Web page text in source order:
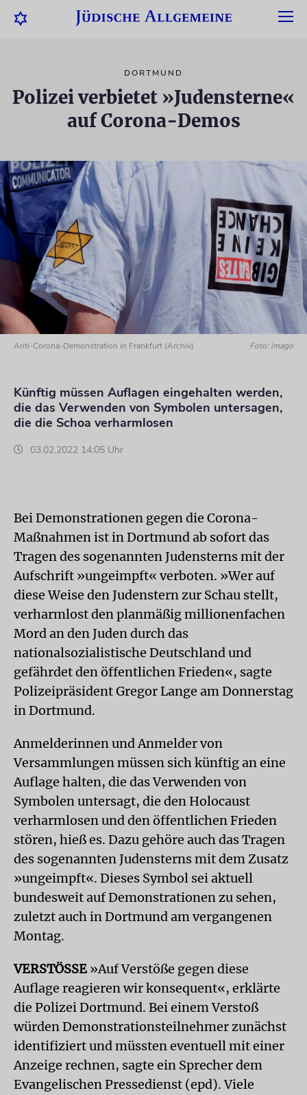
DORTMUND
Polizei verbietet »Judensterne«
auf Corona-Demos
Anti-Corona-Demonstration in Frankfurt (Archiv) Foto: imago
Künftig müssen Auflagen eingehalten werden,
die das Verwenden von Symbolen untersagen,
die die Schoa verharmlosen
03.02.2022 14:05 Uhr
Bei Demonstrationen gegen die Corona-
Maßnahmen ist in Dortmund ab sofort das
Tragen des sogenannten Judensterns mit der
Aufschrift »ungeimpft« verboten. »Wer auf
diese Weise den Judenstern zur Schau stellt,
verharmlost den planmäßig millionenfachen
Mord an den Juden durch das
nationalsozialistische Deutschland und
gefährdet den öffentlichen Frieden«, sagte
Polizeipräsident Gregor Lange am Donnerstag
in Dortmund.
Anmelderinnen und Anmelder von
Versammlungen müssen sich künftig an eine
Auflage halten, die das Verwenden von
Symbolen untersagt, die den Holocaust
verharmlosen und den öffentlichen Frieden
stören, hieß es. Dazu gehöre auch das Tragen
des sogenannten Judensterns mit dem Zusatz
»ungeimpft«. Dieses Symbol sei aktuell
bundesweit auf Demonstrationen zu sehen,
zuletzt auch in Dortmund am vergangenen
Montag.
VERSTÖSSE »Auf Verstöße gegen diese
Auflage reagieren wir konsequent«, erklärte
die Polizei Dortmund. Bei einem Verstoß
würden Demonstrationsteilnehmer zunächst
identifiziert und müssten eventuell mit einer
Anzeige rechnen, sagte ein Sprecher dem
Evangelischen Pressedienst (epd). Viele